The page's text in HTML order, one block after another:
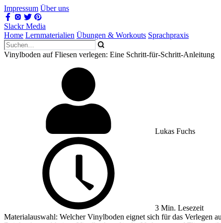
Impressum Über uns
Slackr Media
Home Lernmaterialien Übungen & Workouts Sprachpraxis
Vinylboden auf Fliesen verlegen: Eine Schritt-für-Schritt-Anleitung
Lukas Fuchs
3 Min. Lesezeit
Materialauswahl: Welcher Vinylboden eignet sich für das Verlegen